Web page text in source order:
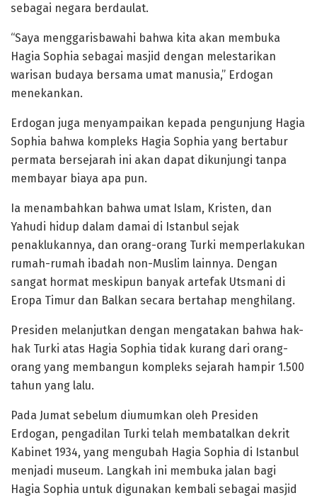
sebagai negara berdaulat.
“Saya menggarisbawahi bahwa kita akan membuka
Hagia Sophia sebagai masjid dengan melestarikan
warisan budaya bersama umat manusia,” Erdogan
menekankan.
Erdogan juga menyampaikan kepada pengunjung Hagia
Sophia bahwa kompleks Hagia Sophia yang bertabur
permata bersejarah ini akan dapat dikunjungi tanpa
membayar biaya apa pun.
Ia menambahkan bahwa umat Islam, Kristen, dan
Yahudi hidup dalam damai di Istanbul sejak
penaklukannya, dan orang-orang Turki memperlakukan
rumah-rumah ibadah non-Muslim lainnya. Dengan
sangat hormat meskipun banyak artefak Utsmani di
Eropa Timur dan Balkan secara bertahap menghilang.
Presiden melanjutkan dengan mengatakan bahwa hak-
hak Turki atas Hagia Sophia tidak kurang dari orang-
orang yang membangun kompleks sejarah hampir 1.500
tahun yang lalu.
Pada Jumat sebelum diumumkan oleh Presiden
Erdogan, pengadilan Turki telah membatalkan dekrit
Kabinet 1934, yang mengubah Hagia Sophia di Istanbul
menjadi museum. Langkah ini membuka jalan bagi
Hagia Sophia untuk digunakan kembali sebagai masjid